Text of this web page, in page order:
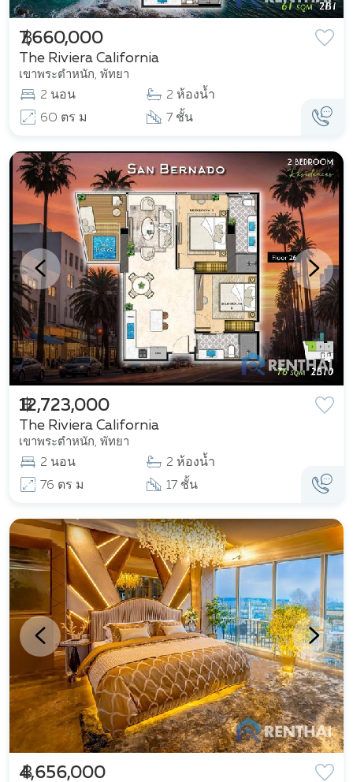
The Riviera California
เขาพระตำหนัก, พัทยา
฿ 7,660,000
2 นอน
2 ห้องน้ำ
60 ตร ม
7 ชั้น
The Riviera California
เขาพระตำหนัก, พัทยา
฿ 12,723,000
2 นอน
2 ห้องน้ำ
76 ตร ม
17 ชั้น
฿ 4,656,000